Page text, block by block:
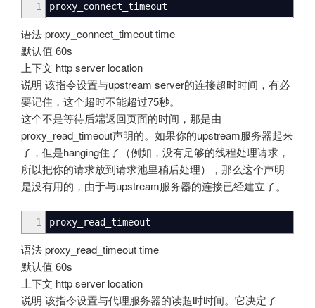
1 proxy_connect_timeout
语法 proxy_connect_timeout time
默认值 60s
上下文 http server location
说明 该指令设置与upstream server的连接超时时间，有必
要记住，这个超时不能超过75秒。
这个不是等待后端返回页面的时间，那是由
proxy_read_timeout声明的。如果你的upstream服务器起来
了，但是hanging住了（例如，没有足够的线程处理请求，
所以把你的请求放到请求池里稍后处理），那么这个声明
是没有用的，由于与upstream服务器的连接已经建立了。
1 proxy_read_timeout
语法 proxy_read_timeout time
默认值 60s
上下文 http server location
说明 该指令设置与代理服务器的读超时时间。它决定了